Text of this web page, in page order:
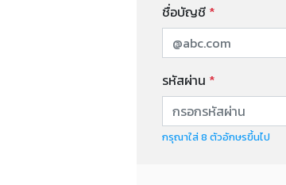
ชื่อบัญชี *
รหัสผ่าน *
กรุณาใส่ 8 ตัวอักษรขึ้นไป